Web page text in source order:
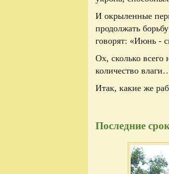
И окрыленные
продолжать
говорят: «Июнь -
Ох, сколько всего
количество
Итак, какие же
Последние